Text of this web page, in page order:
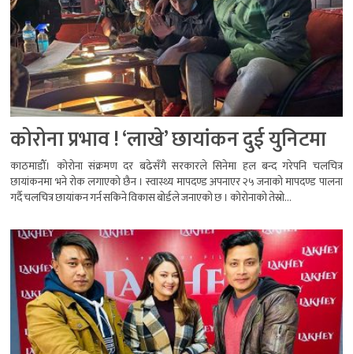
कोरोना प्रभाव ! ‘लाखे’ छायांकन दुई युनिटमा
काठमाडौँ। कोरोना संक्रमण दर बढेसँगै सरकारले सिनेमा हल बन्द गरेपनि चलचित्र
छायांकनमा भने रोक लगाएको छैन । स्वास्थ्य मापदण्ड अपनाएर २५ जनाको मापदण्ड पालना
गर्दै चलचित्र छायांकन गर्न सकिने विकास बोर्डले जनाएको छ । कोरोनाको तेस्रो...